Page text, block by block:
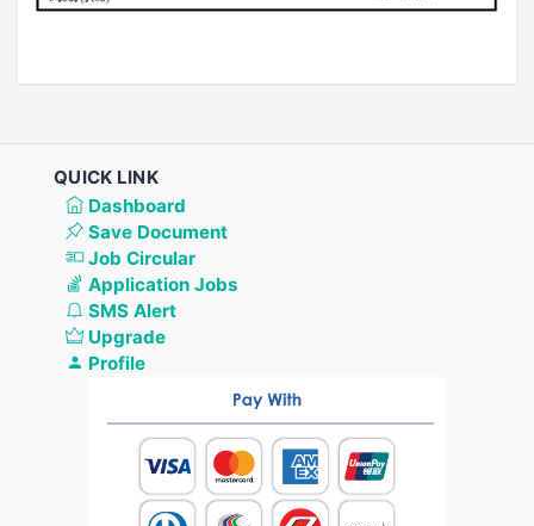
QUICK LINK
Dashboard
Save Document
Job Circular
Application Jobs
SMS Alert
Upgrade
Profile